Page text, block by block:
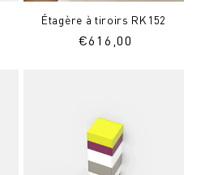
Étagère à tiroirs RK152
Prix
€616,00